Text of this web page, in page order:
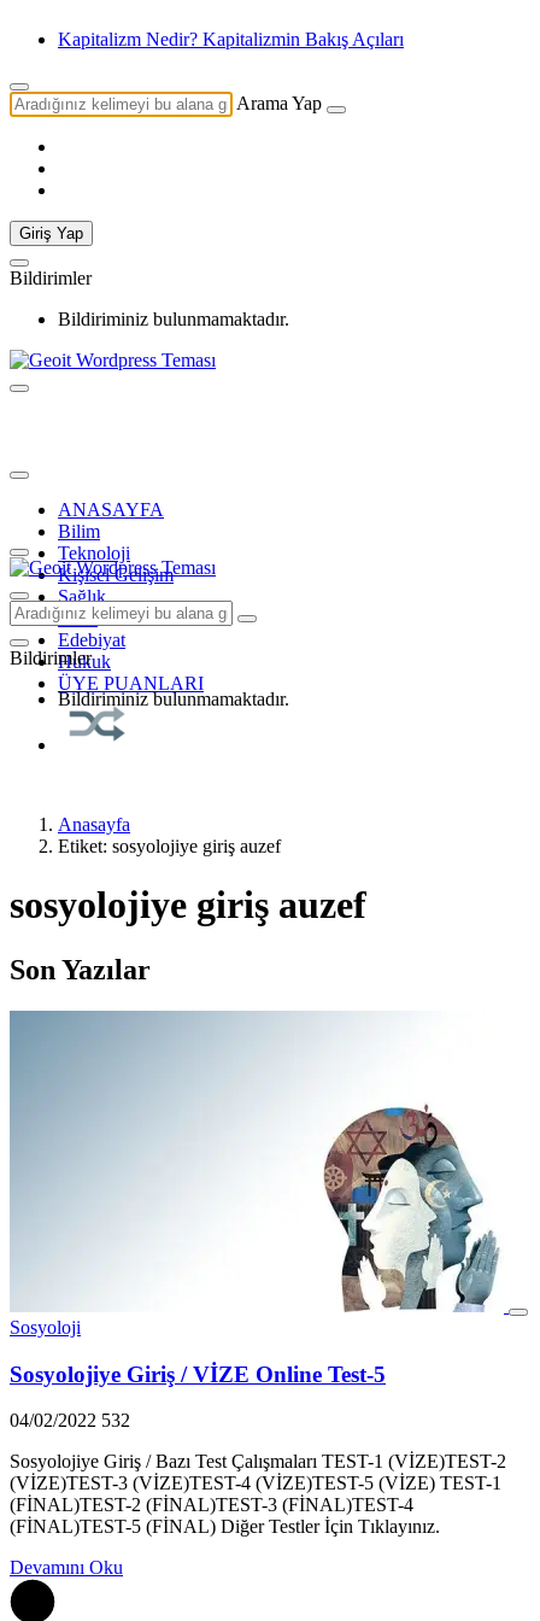
Kapitalizm Nedir? Kapitalizmin Bakış Açıları
Arama Yap
Giriş Yap
Bildirimler
Bildiriminiz bulunmamaktadır.
ANASAYFA
Bilim
Teknoloji
Kişisel Gelişim
Sağlık
Tarih
Edebiyat
Hukuk
ÜYE PUANLARI
Bildirimler
Bildiriminiz bulunmamaktadır.
Anasayfa
Etiket: sosyolojiye giriş auzef
sosyolojiye giriş auzef
Son Yazılar
Sosyoloji
Sosyolojiye Giriş / VİZE Online Test-5
04/02/2022 532
Sosyolojiye Giriş / Bazı Test Çalışmaları TEST-1 (VİZE)TEST-2
(VİZE)TEST-3 (VİZE)TEST-4 (VİZE)TEST-5 (VİZE) TEST-1
(FİNAL)TEST-2 (FİNAL)TEST-3 (FİNAL)TEST-4
(FİNAL)TEST-5 (FİNAL) Diğer Testler İçin Tıklayınız.
Devamını Oku